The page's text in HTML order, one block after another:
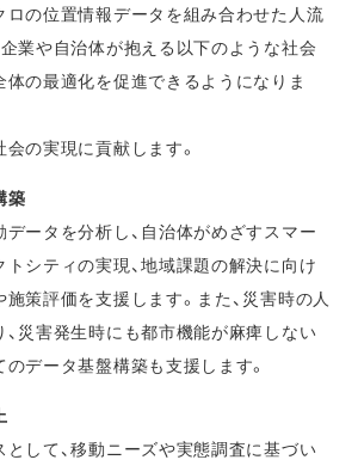
ロの位置情報データを組み合わせた人流
業や自治体が抱える以下のような社会
の最適化を促進できるようになりま
の実現に貢献します。
築
ータを分析し、自治体がめざすスマー
トシティの実現、地域課題の解決に向け
策評価を支援します。また、災害時の人
災害発生時にも都市機能が麻痺しない
データ基盤構築も支援します。
して、移動ニーズや実態調査に基づい